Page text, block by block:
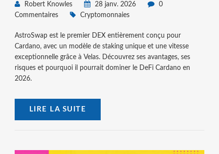
Robert Knowles 28 janv. 2026
0
Commentaires
Cryptomonnaies
AstroSwap est le premier DEX entièrement conçu pour
Cardano, avec un modèle de staking unique et une vitesse
exceptionnelle grâce à Velas. Découvrez ses avantages, ses
risques et pourquoi il pourrait dominer le DeFi Cardano en
2026.
LIRE LA SUITE